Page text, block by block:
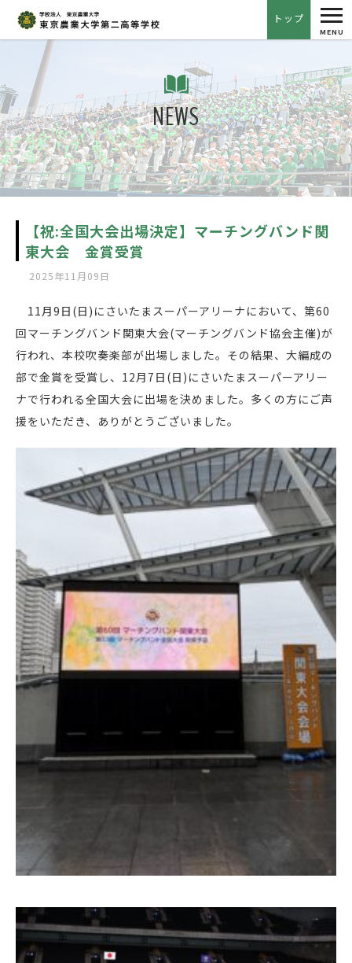
トップ
MENU
NEWS
【祝:全国大会出場決定】マーチングバンド関
東大会 金賞受賞
2025年11月09日
11月9日(日)にさいたまスーパーアリーナにおいて、第60
回マーチングバンド関東大会(マーチングバンド協会主催)が
行われ、本校吹奏楽部が出場しました。その結果、大編成の
部で金賞を受賞し、12月7日(日)にさいたまスーパーアリー
ナで行われる全国大会に出場を決めました。多くの方にご声
援をいただき、ありがとうございました。